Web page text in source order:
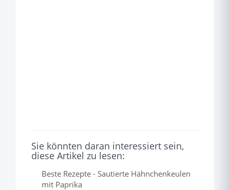
Sie könnten daran interessiert sein,
diese Artikel zu lesen:
Beste Rezepte - Sautierte Hähnchenkeulen
mit Paprika